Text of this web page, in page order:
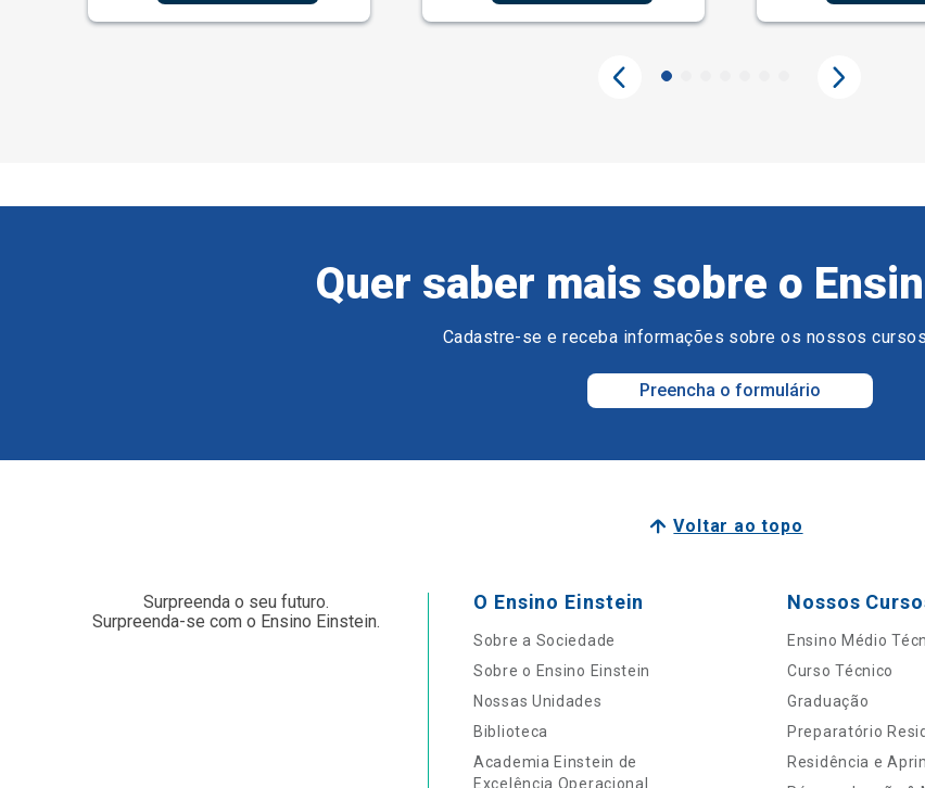
Quer saber mais sobre o
Cadastre-se e receba informações sobre os nossos
Preencha o formulário
Voltar ao topo
Surpreenda o seu futuro.
Surpreenda-se com o Ensino Einstein.
O Ensino Einstein
Sobre a Sociedade
Sobre o Ensino Einstein
Nossas Unidades
Biblioteca
Academia Einstein de
Excelência Operacional
Nossos
Ensino Médio
Curso Técnico
Graduação
Preparatório
Residência e